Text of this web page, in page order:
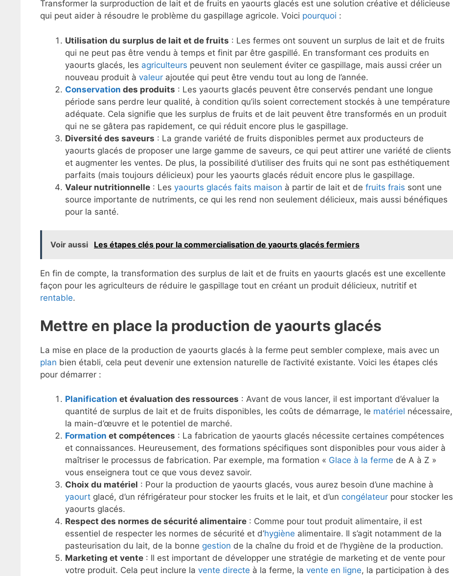
Transformer la surproduction de lait et de fruits en yaourts glacés est une solution créative et délicieuse
qui peut aider à résoudre le problème du gaspillage agricole. Voici pourquoi :
Utilisation du surplus de lait et de fruits : Les fermes ont souvent un surplus de lait et de fruits
qui ne peut pas être vendu à temps et finit par être gaspillé. En transformant ces produits en
yaourts glacés, les agriculteurs peuvent non seulement éviter ce gaspillage, mais aussi créer un
nouveau produit à valeur ajoutée qui peut être vendu tout au long de l’année.
Conservation des produits : Les yaourts glacés peuvent être conservés pendant une longue
période sans perdre leur qualité, à condition qu’ils soient correctement stockés à une température
adéquate. Cela signifie que les surplus de fruits et de lait peuvent être transformés en un produit
qui ne se gâtera pas rapidement, ce qui réduit encore plus le gaspillage.
Diversité des saveurs : La grande variété de fruits disponibles permet aux producteurs de
yaourts glacés de proposer une large gamme de saveurs, ce qui peut attirer une variété de clients
et augmenter les ventes. De plus, la possibilité d’utiliser des fruits qui ne sont pas esthétiquement
parfaits (mais toujours délicieux) pour les yaourts glacés réduit encore plus le gaspillage.
Valeur nutritionnelle : Les yaourts glacés faits maison à partir de lait et de fruits frais sont une
source importante de nutriments, ce qui les rend non seulement délicieux, mais aussi bénéfiques
pour la santé.
Voir aussi Les étapes clés pour la commercialisation de yaourts glacés fermiers
En fin de compte, la transformation des surplus de lait et de fruits en yaourts glacés est une excellente
façon pour les agriculteurs de réduire le gaspillage tout en créant un produit délicieux, nutritif et
rentable.
Mettre en place la production de yaourts glacés
La mise en place de la production de yaourts glacés à la ferme peut sembler complexe, mais avec un
plan bien établi, cela peut devenir une extension naturelle de l’activité existante. Voici les étapes clés
pour démarrer :
Planification et évaluation des ressources : Avant de vous lancer, il est important d’évaluer la
quantité de surplus de lait et de fruits disponibles, les coûts de démarrage, le matériel nécessaire,
la main-d’œuvre et le potentiel de marché.
Formation et compétences : La fabrication de yaourts glacés nécessite certaines compétences
et connaissances. Heureusement, des formations spécifiques sont disponibles pour vous aider à
maîtriser le processus de fabrication. Par exemple, ma formation « Glace à la ferme de A à Z »
vous enseignera tout ce que vous devez savoir.
Choix du matériel : Pour la production de yaourts glacés, vous aurez besoin d’une machine à
yaourt glacé, d’un réfrigérateur pour stocker les fruits et le lait, et d’un congélateur pour stocker les
yaourts glacés.
Respect des normes de sécurité alimentaire : Comme pour tout produit alimentaire, il est
essentiel de respecter les normes de sécurité et d’hygiène alimentaire. Il s’agit notamment de la
pasteurisation du lait, de la bonne gestion de la chaîne du froid et de l’hygiène de la production.
Marketing et vente : Il est important de développer une stratégie de marketing et de vente pour
votre produit. Cela peut inclure la vente directe à la ferme, la vente en ligne, la participation à des